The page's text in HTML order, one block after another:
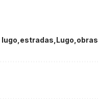
estradas Lugo obras